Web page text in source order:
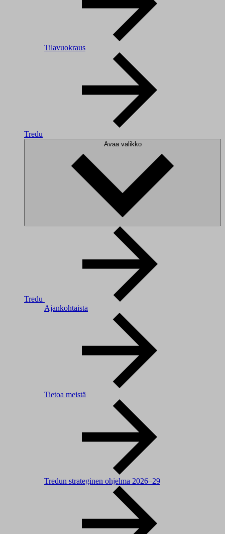
Tilavuokraus
Tredu
Avaa valikko
Tredu
Ajankohtaista
Tietoa meistä
Tredun strateginen ohjelma 2026–29